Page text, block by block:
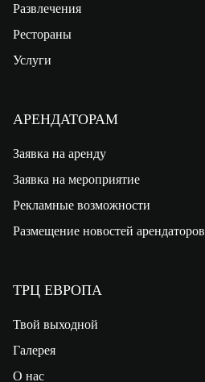
Развлечения
Рестораны
Услуги
АРЕНДАТОРАМ
Заявка на аренду
Заявка на мероприятие
Рекламные возможности
Размещение новостей арендаторов
ТРЦ ЕВРОПА
Твой выходной
Галерея
О нас